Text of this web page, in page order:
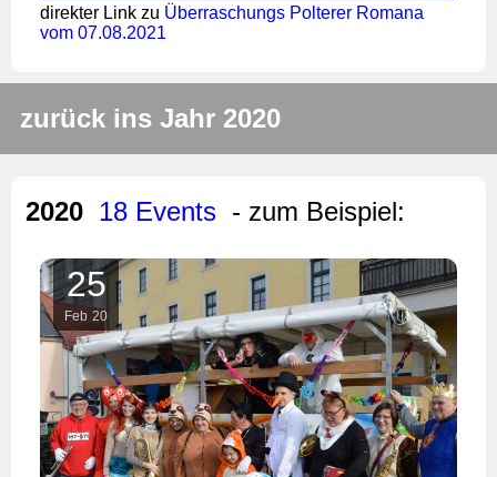
direkter Link zu Überraschungs Polterer Romana
vom 07.08.2021
zurück ins Jahr 2020
2020 18 Events - zum Beispiel:
25
Feb 20